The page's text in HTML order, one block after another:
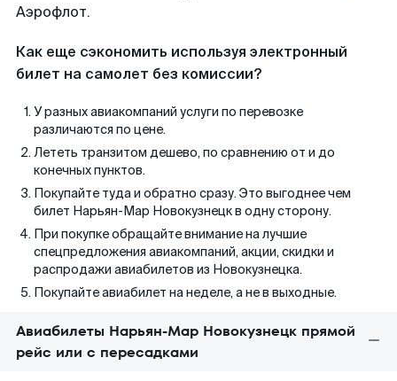
Аэрофлот.
Как еще сэкономить используя электронный
билет на самолет без комиссии?
У разных авиакомпаний услуги по перевозке
различаются по цене.
Лететь транзитом дешево, по сравнению от и до
конечных пунктов.
Покупайте туда и обратно сразу. Это выгоднее чем
билет Нарьян-Мар Новокузнецк в одну сторону.
При покупке обращайте внимание на лучшие
спецпредложения авиакомпаний, акции, скидки и
распродажи авиабилетов из Новокузнецка.
Покупайте авиабилет на неделе, а не в выходные.
Авиабилеты Нарьян-Мар Новокузнецк прямой
рейс или с пересадками